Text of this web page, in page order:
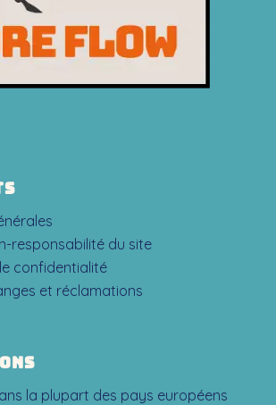
responsabilité du site
confidentialité
et réclamations
la plupart des pays européens